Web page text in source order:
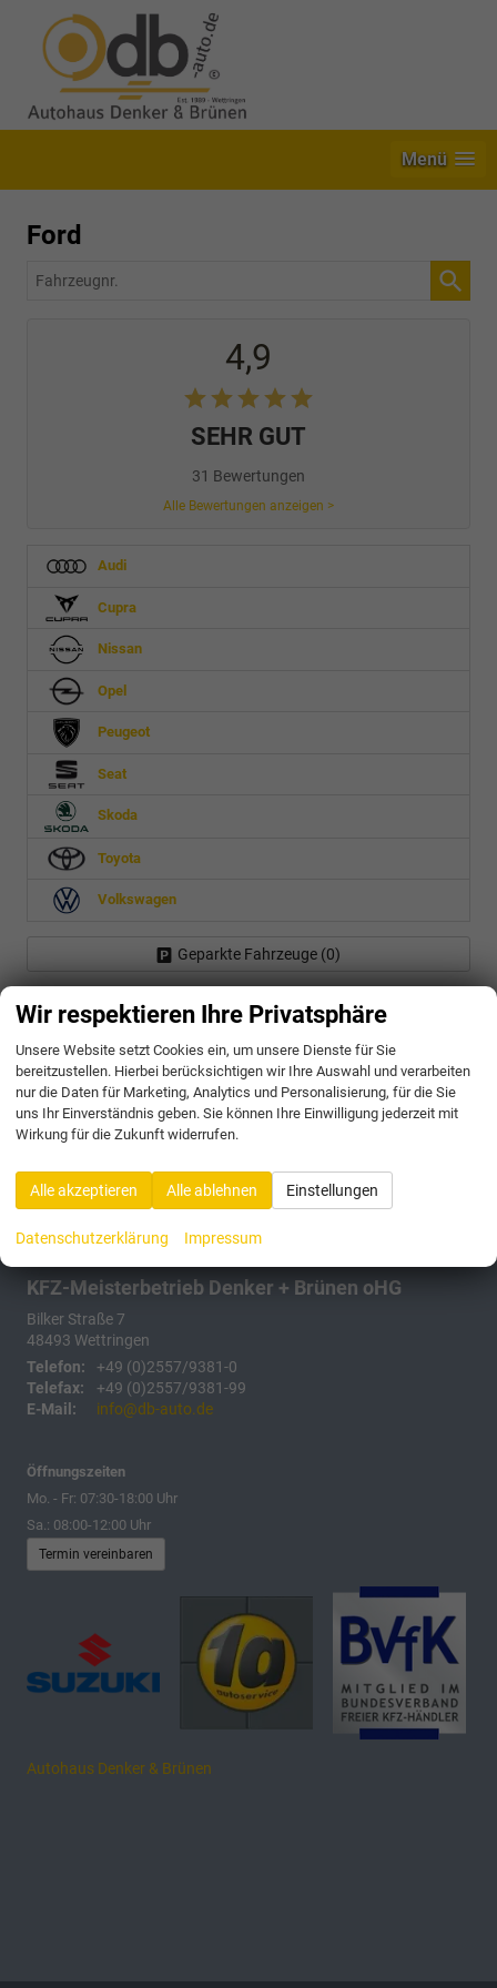
Menü
Ford
Fahrzeugnr.
4,9
SEHR GUT
31 Bewertungen
Alle Bewertungen anzeigen >
Audi
Cupra
Nissan
Opel
Peugeot
Seat
Skoda
Toyota
Volkswagen
Geparkte Fahrzeuge (0)
Anmelden
175 Fahrzeuge
KFZ-Meisterbetrieb Denker + Brünen oHG
Bilker Straße 7
48493 Wettringen
Telefon:
+49 (0)2557/9381-0
Telefax:
+49 (0)2557/9381-99
E-Mail:
info@db-auto.de
Öffnungszeiten
Mo. - Fr: 07:30-18:00 Uhr
Sa.: 08:00-12:00 Uhr
Termin vereinbaren
Autohaus Denker & Brünen
Wir respektieren Ihre Privatsphäre
Unsere Website setzt Cookies ein, um unsere Dienste für Sie
bereitzustellen. Hierbei berücksichtigen wir Ihre Auswahl und verarbeiten
nur die Daten für Marketing, Analytics und Personalisierung, für die Sie
uns Ihr Einverständnis geben. Sie können Ihre Einwilligung jederzeit mit
Wirkung für die Zukunft widerrufen.
Alle akzeptieren Alle ablehnen Einstellungen
Datenschutzerklärung Impressum